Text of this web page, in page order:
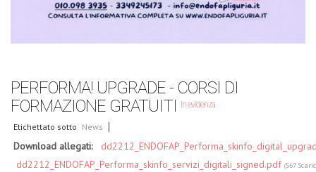
PERFORMA! UPGRADE - CORSI DI
FORMAZIONE GRATUITI
In evidenza
Etichettato sotto News
Download allegati:
dd2212_ENDOFAP_Performa_skinfo_servizi_digitali_signed.pdf (567